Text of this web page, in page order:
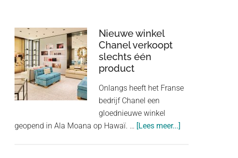
Nieuwe winkel
Chanel verkoopt
slechts één
product
Onlangs heeft het Franse
bedrijf Chanel een
gloednieuwe winkel
geopend in Ala Moana op Hawaï. … [Lees meer...]